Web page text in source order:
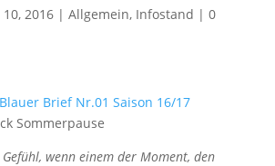
10, 2016| Allgemein, Infostand | 0
Blauer Brief Nr.01 Saison 16/17
Sommerpause
wenn einem der Moment, den